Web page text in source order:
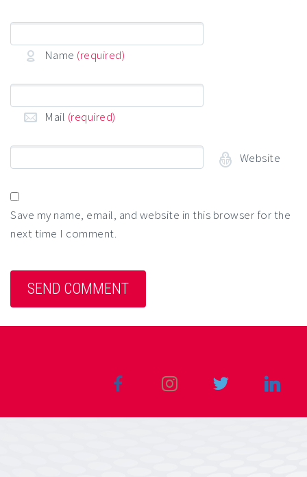
Name (required)
Mail (required)
Website
Save my name, email, and website in this browser for the
next time I comment.